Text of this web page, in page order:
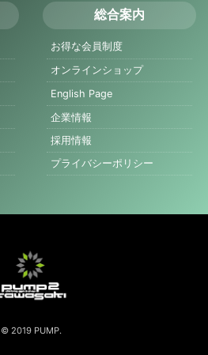
総合案内
お得な会員制度
オンラインショップ
English Page
企業情報
採用情報
プライバシーポリシー
© 2019 PUMP.